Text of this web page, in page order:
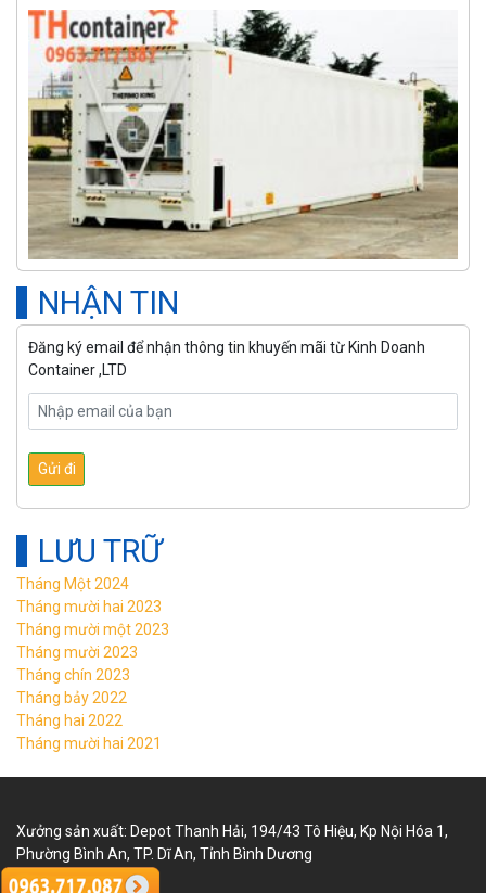
NHẬN TIN
Đăng ký email để nhận thông tin khuyến mãi từ Kinh Doanh
Container ,LTD
LƯU TRỮ
Tháng Một 2024
Tháng mười hai 2023
Tháng mười một 2023
Tháng mười 2023
Tháng chín 2023
Tháng bảy 2022
Tháng hai 2022
Tháng mười hai 2021
Xưởng sản xuất: Depot Thanh Hải, 194/43 Tô Hiệu, Kp Nội Hóa 1,
Phường Bình An, TP. Dĩ An, Tỉnh Bình Dương